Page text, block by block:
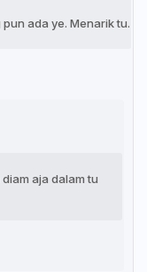
ada ye. Menarik tu.
aja dalam tu